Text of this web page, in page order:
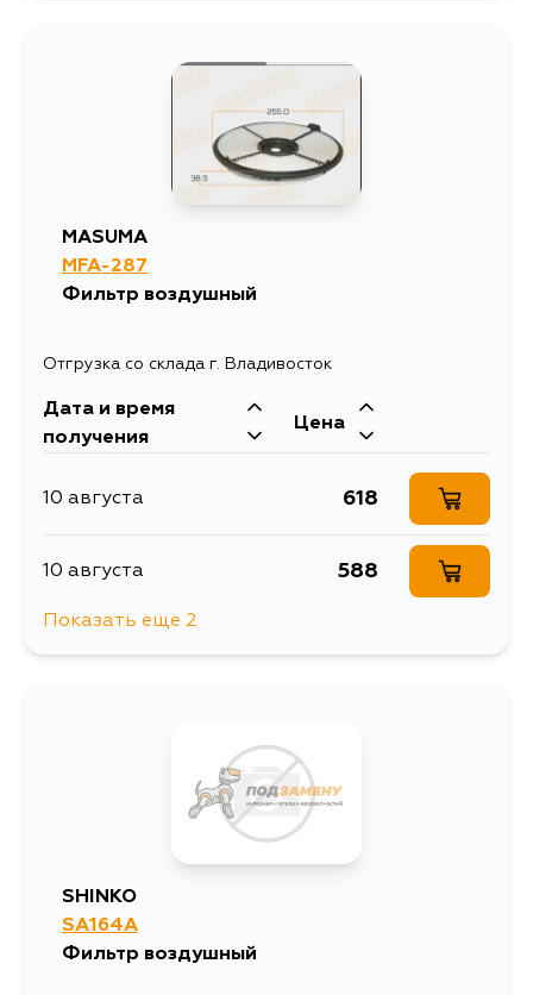
MASUMA
MFA-287
Фильтр воздушный
Отгрузка со склада г. Владивосток
Дата и время
получения
Цена
10 августа 618
10 августа 588
Показать еще 2
SHINKO
SA164A
Фильтр воздушный